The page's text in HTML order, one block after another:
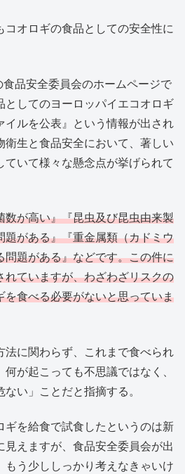
コオロギの食品としての安全性に
食品安全委員会のホームページで
としてのヨーロッパイエコオロギ
イルを公表』という情報が出され
衛生と食品安全において、著しい
ていて様々な懸念点が挙げられて
数が高い』『昆虫及び昆虫由来製
題がある』『重金属類（カドミウ
問題がある』などです。この件に
れていますが、わざわざリスクの
を食べる必要がないと思っていま
法に関わらず、これまで食べられ
が起こっても不思議ではなく、
い」ことだと指摘する。
ギを給食で試食したというのは新
見えますが、食品安全委員会が出
もう少ししっかり考えなきゃいけ